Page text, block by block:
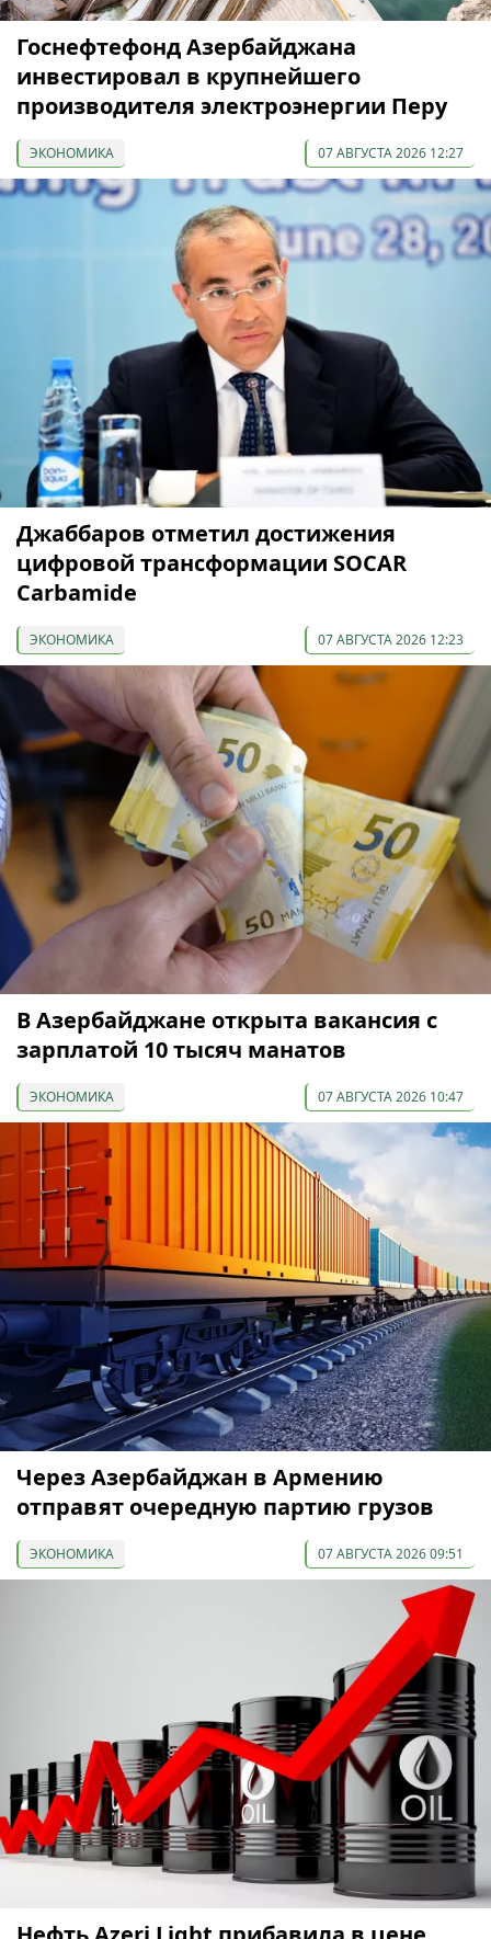
Госнефтефонд Азербайджана
инвестировал в крупнейшего
производителя электроэнергии Перу
ЭКОНОМИКА 07 АВГУСТА 2026 12:27
Джаббаров отметил достижения
цифровой трансформации SOCAR
Carbamide
ЭКОНОМИКА 07 АВГУСТА 2026 12:23
В Азербайджане открыта вакансия с
зарплатой 10 тысяч манатов
ЭКОНОМИКА 07 АВГУСТА 2026 10:47
Через Азербайджан в Армению
отправят очередную партию грузов
ЭКОНОМИКА 07 АВГУСТА 2026 09:51